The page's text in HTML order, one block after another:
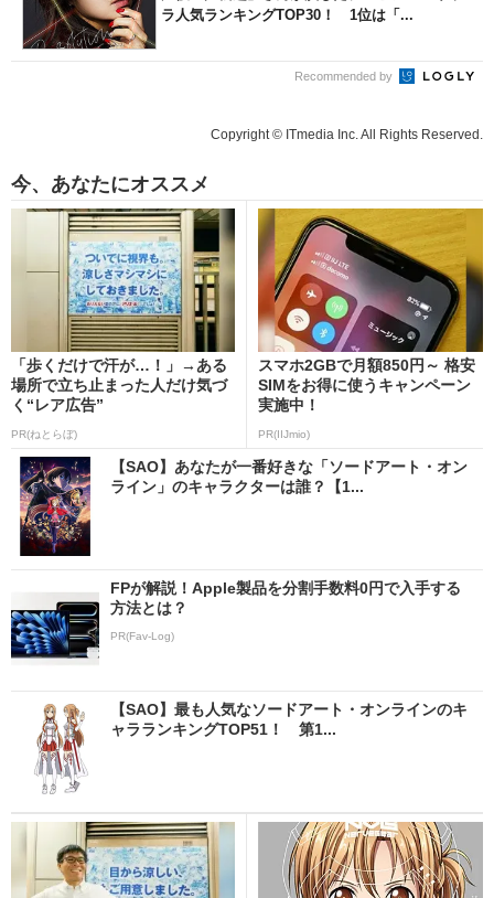
ラ人気ランキングTOP30！ 1位は「...
Recommended by
Copyright © ITmedia Inc. All Rights Reserved.
今、あなたにオススメ
「歩くだけで汗が…！」→ある
場所で立ち止まった人だけ気づ
く“レア広告”
PR(ねとらぼ)
スマホ2GBで月額850円～ 格安
SIMをお得に使うキャンペーン
実施中！
PR(IIJmio)
【SAO】あなたが一番好きな「ソードアート・オン
ライン」のキャラクターは誰？【1...
FPが解説！Apple製品を分割手数料0円で入手する
方法とは？
PR(Fav-Log)
【SAO】最も人気なソードアート・オンラインのキ
ャラランキングTOP51！ 第1...